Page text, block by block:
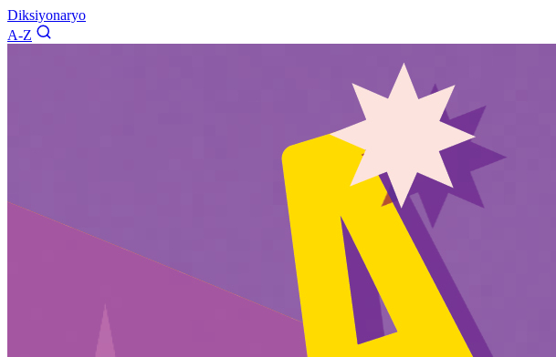
Diksiyonaryo
A-Z